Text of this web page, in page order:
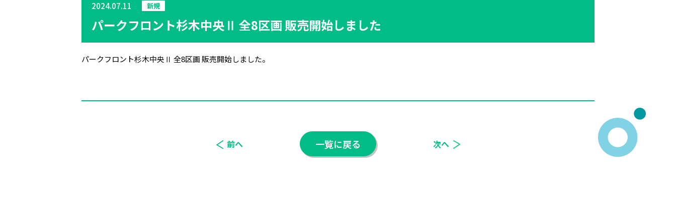
2024.07.11 新規
パークフロント杉木中央Ⅱ 全8区画 販売開始しました
パークフロント杉木中央Ⅱ 全8区画 販売開始しました。
前へ 一覧に戻る 次へ